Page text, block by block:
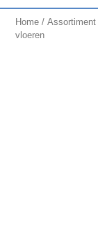
Home /Assortiment
vloeren